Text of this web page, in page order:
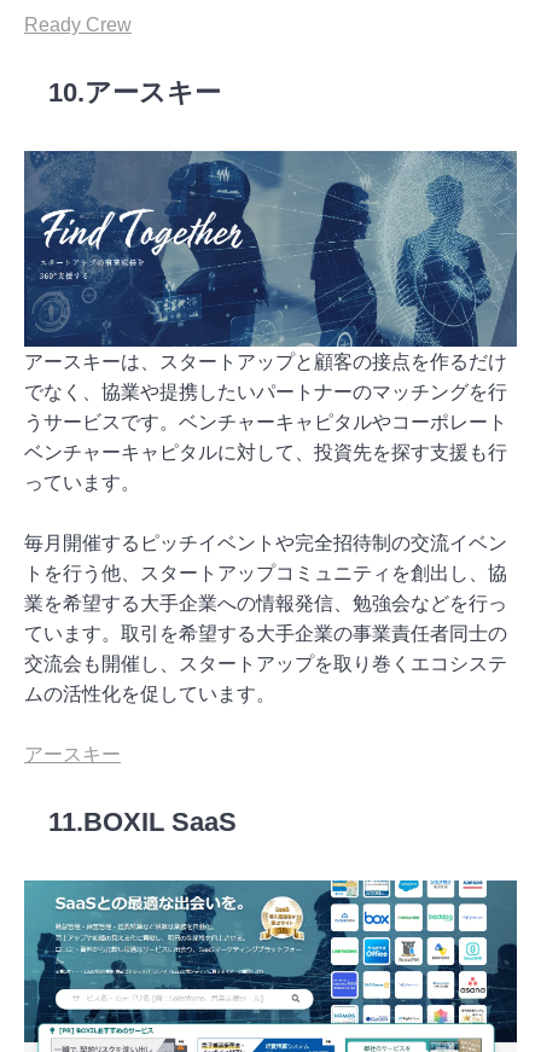
Ready Crew
10.アースキー
アースキーは、スタートアップと顧客の接点を作るだけ
でなく、協業や提携したいパートナーのマッチングを行
うサービスです。ベンチャーキャピタルやコーポレート
ベンチャーキャピタルに対して、投資先を探す支援も行
っています。
毎月開催するピッチイベントや完全招待制の交流イベン
トを行う他、スタートアップコミュニティを創出し、協
業を希望する大手企業への情報発信、勉強会などを行っ
ています。取引を希望する大手企業の事業責任者同士の
交流会も開催し、スタートアップを取り巻くエコシステ
ムの活性化を促しています。
アースキー
11.BOXIL SaaS